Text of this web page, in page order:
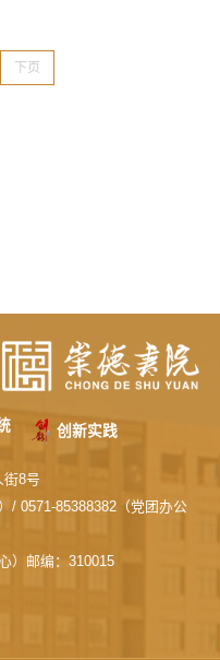
下页
创新实践
8号
/ 0571-85388382（党团办公
）邮编：310015